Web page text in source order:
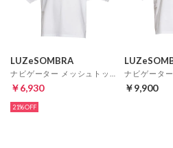
LUZeSOMBRA
￥6,930
21%
￥9,900